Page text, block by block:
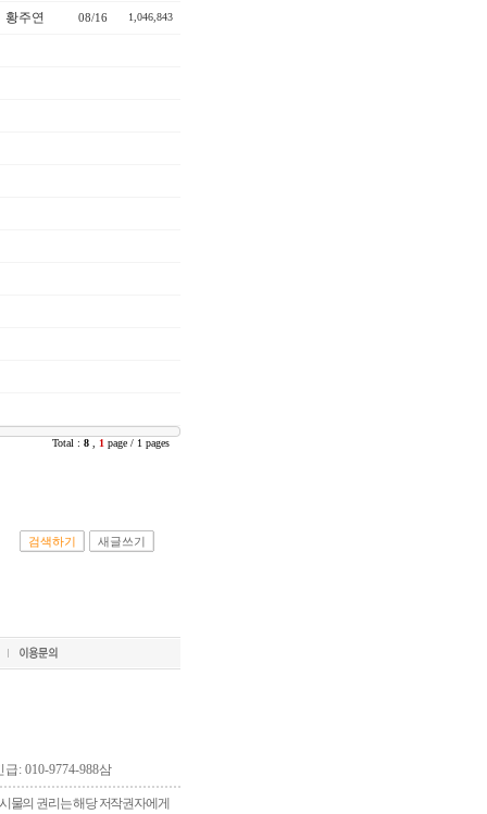
황주연 08/16 1,046,843
Total : 8 1 page / 1 pages
검색하기 새글쓰기
: 010-9774-988삼
물의 권리는 해당 저작권자에게